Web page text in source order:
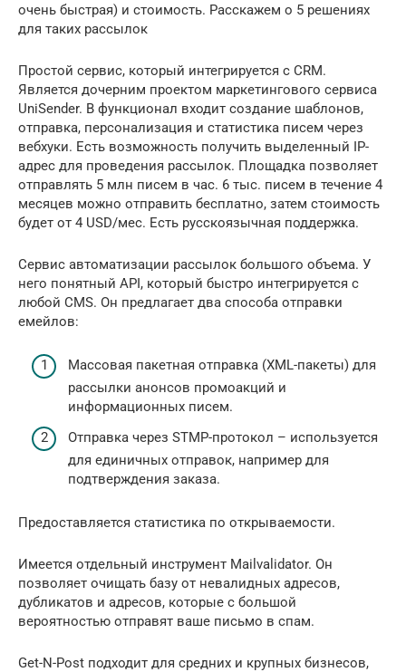
очень быстрая) и стоимость. Расскажем о 5 решениях
для таких рассылок
Простой сервис, который интегрируется с CRM.
Является дочерним проектом маркетингового сервиса
UniSender. В функционал входит создание шаблонов,
отправка, персонализация и статистика писем через
вебхуки. Есть возможность получить выделенный IP-
адрес для проведения рассылок. Площадка позволяет
отправлять 5 млн писем в час. 6 тыс. писем в течение 4
месяцев можно отправить бесплатно, затем стоимость
будет от 4 USD/мес. Есть русскоязычная поддержка.
Сервис автоматизации рассылок большого объема. У
него понятный API, который быстро интегрируется с
любой CMS. Он предлагает два способа отправки
емейлов:
Массовая пакетная отправка (XML-пакеты) для
рассылки анонсов промоакций и
информационных писем.
Отправка через STMP-протокол – используется
для единичных отправок, например для
подтверждения заказа.
Предоставляется статистика по открываемости.
Имеется отдельный инструмент Mailvalidator. Он
позволяет очищать базу от невалидных адресов,
дубликатов и адресов, которые с большой
вероятностью отправят ваше письмо в спам.
Get-N-Post подходит для средних и крупных бизнесов,